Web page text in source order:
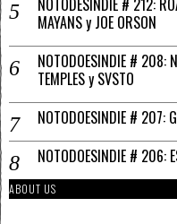
NOTODESINDIE # 212:
MAYANS y JOE ORSON
NOTODOESINDIE # 208:
TEMPLES y SVSTO
NOTODOESINDIE # 207:
NOTODOESINDIE # 206:
ABOUT US